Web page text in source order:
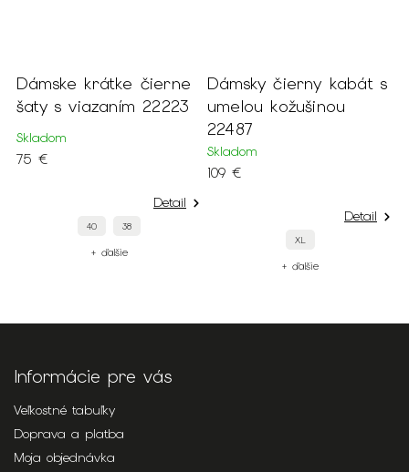
krátke čierne
s viazaním 22223
€
Detail
38
+ ďalšie
Dámsky čierny kabát s
umelou kožušinou
22487
Skladom
109 €
Detail
+ ďalšie
Informácie pre vás
Veľkostné tabuľky
Doprava a platba
Moja objednávka